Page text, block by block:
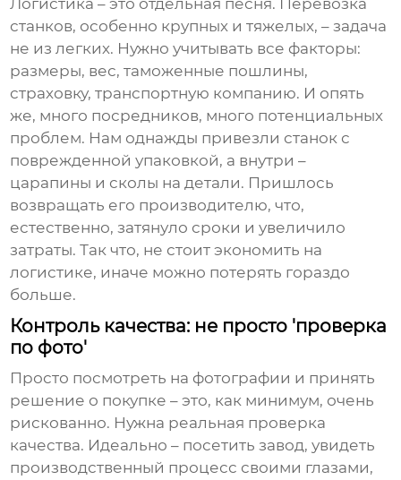
Логистика – это отдельная песня. Перевозка
станков, особенно крупных и тяжелых, – задача
не из легких. Нужно учитывать все факторы:
размеры, вес, таможенные пошлины,
страховку, транспортную компанию. И опять
же, много посредников, много потенциальных
проблем. Нам однажды привезли станок с
поврежденной упаковкой, а внутри –
царапины и сколы на детали. Пришлось
возвращать его производителю, что,
естественно, затянуло сроки и увеличило
затраты. Так что, не стоит экономить на
логистике, иначе можно потерять гораздо
больше.
Контроль качества: не просто 'проверка
по фото'
Просто посмотреть на фотографии и принять
решение о покупке – это, как минимум, очень
рискованно. Нужна реальная проверка
качества. Идеально – посетить завод, увидеть
производственный процесс своими глазами,